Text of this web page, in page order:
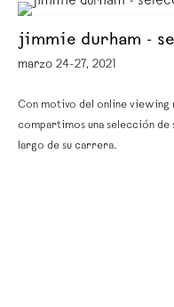
jimmie durham -
marzo 24-27, 2021
Con motivo del online viewing
compartimos una selección de
largo de su carrera.